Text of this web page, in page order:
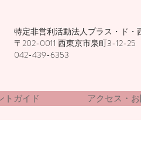
特定非営利活動法人プラス・ド・
〒202-0011 西東京市泉町3-12-25
042-439-6353
トガイド アクセス・